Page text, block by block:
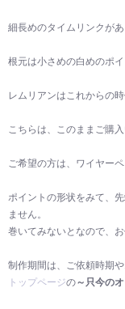
細長めのタイムリンクがあ
根元は小さめの白めのポ
レムリアンはこれからの
こちらは、このままご購入
ご希望の方は、ワイヤー
ポイントの形状をみて、
ません。
巻いてみないとなので、
制作期間は、ご依頼時期
トップページの～只今の